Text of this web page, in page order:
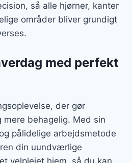
så alle hjørner, kanter
områder bliver grundigt
med perfekt
der gør
mere behagelig. Med sin
pålidelige arbejdsmetode
din uundværlige
velplejet hjem, så du kan